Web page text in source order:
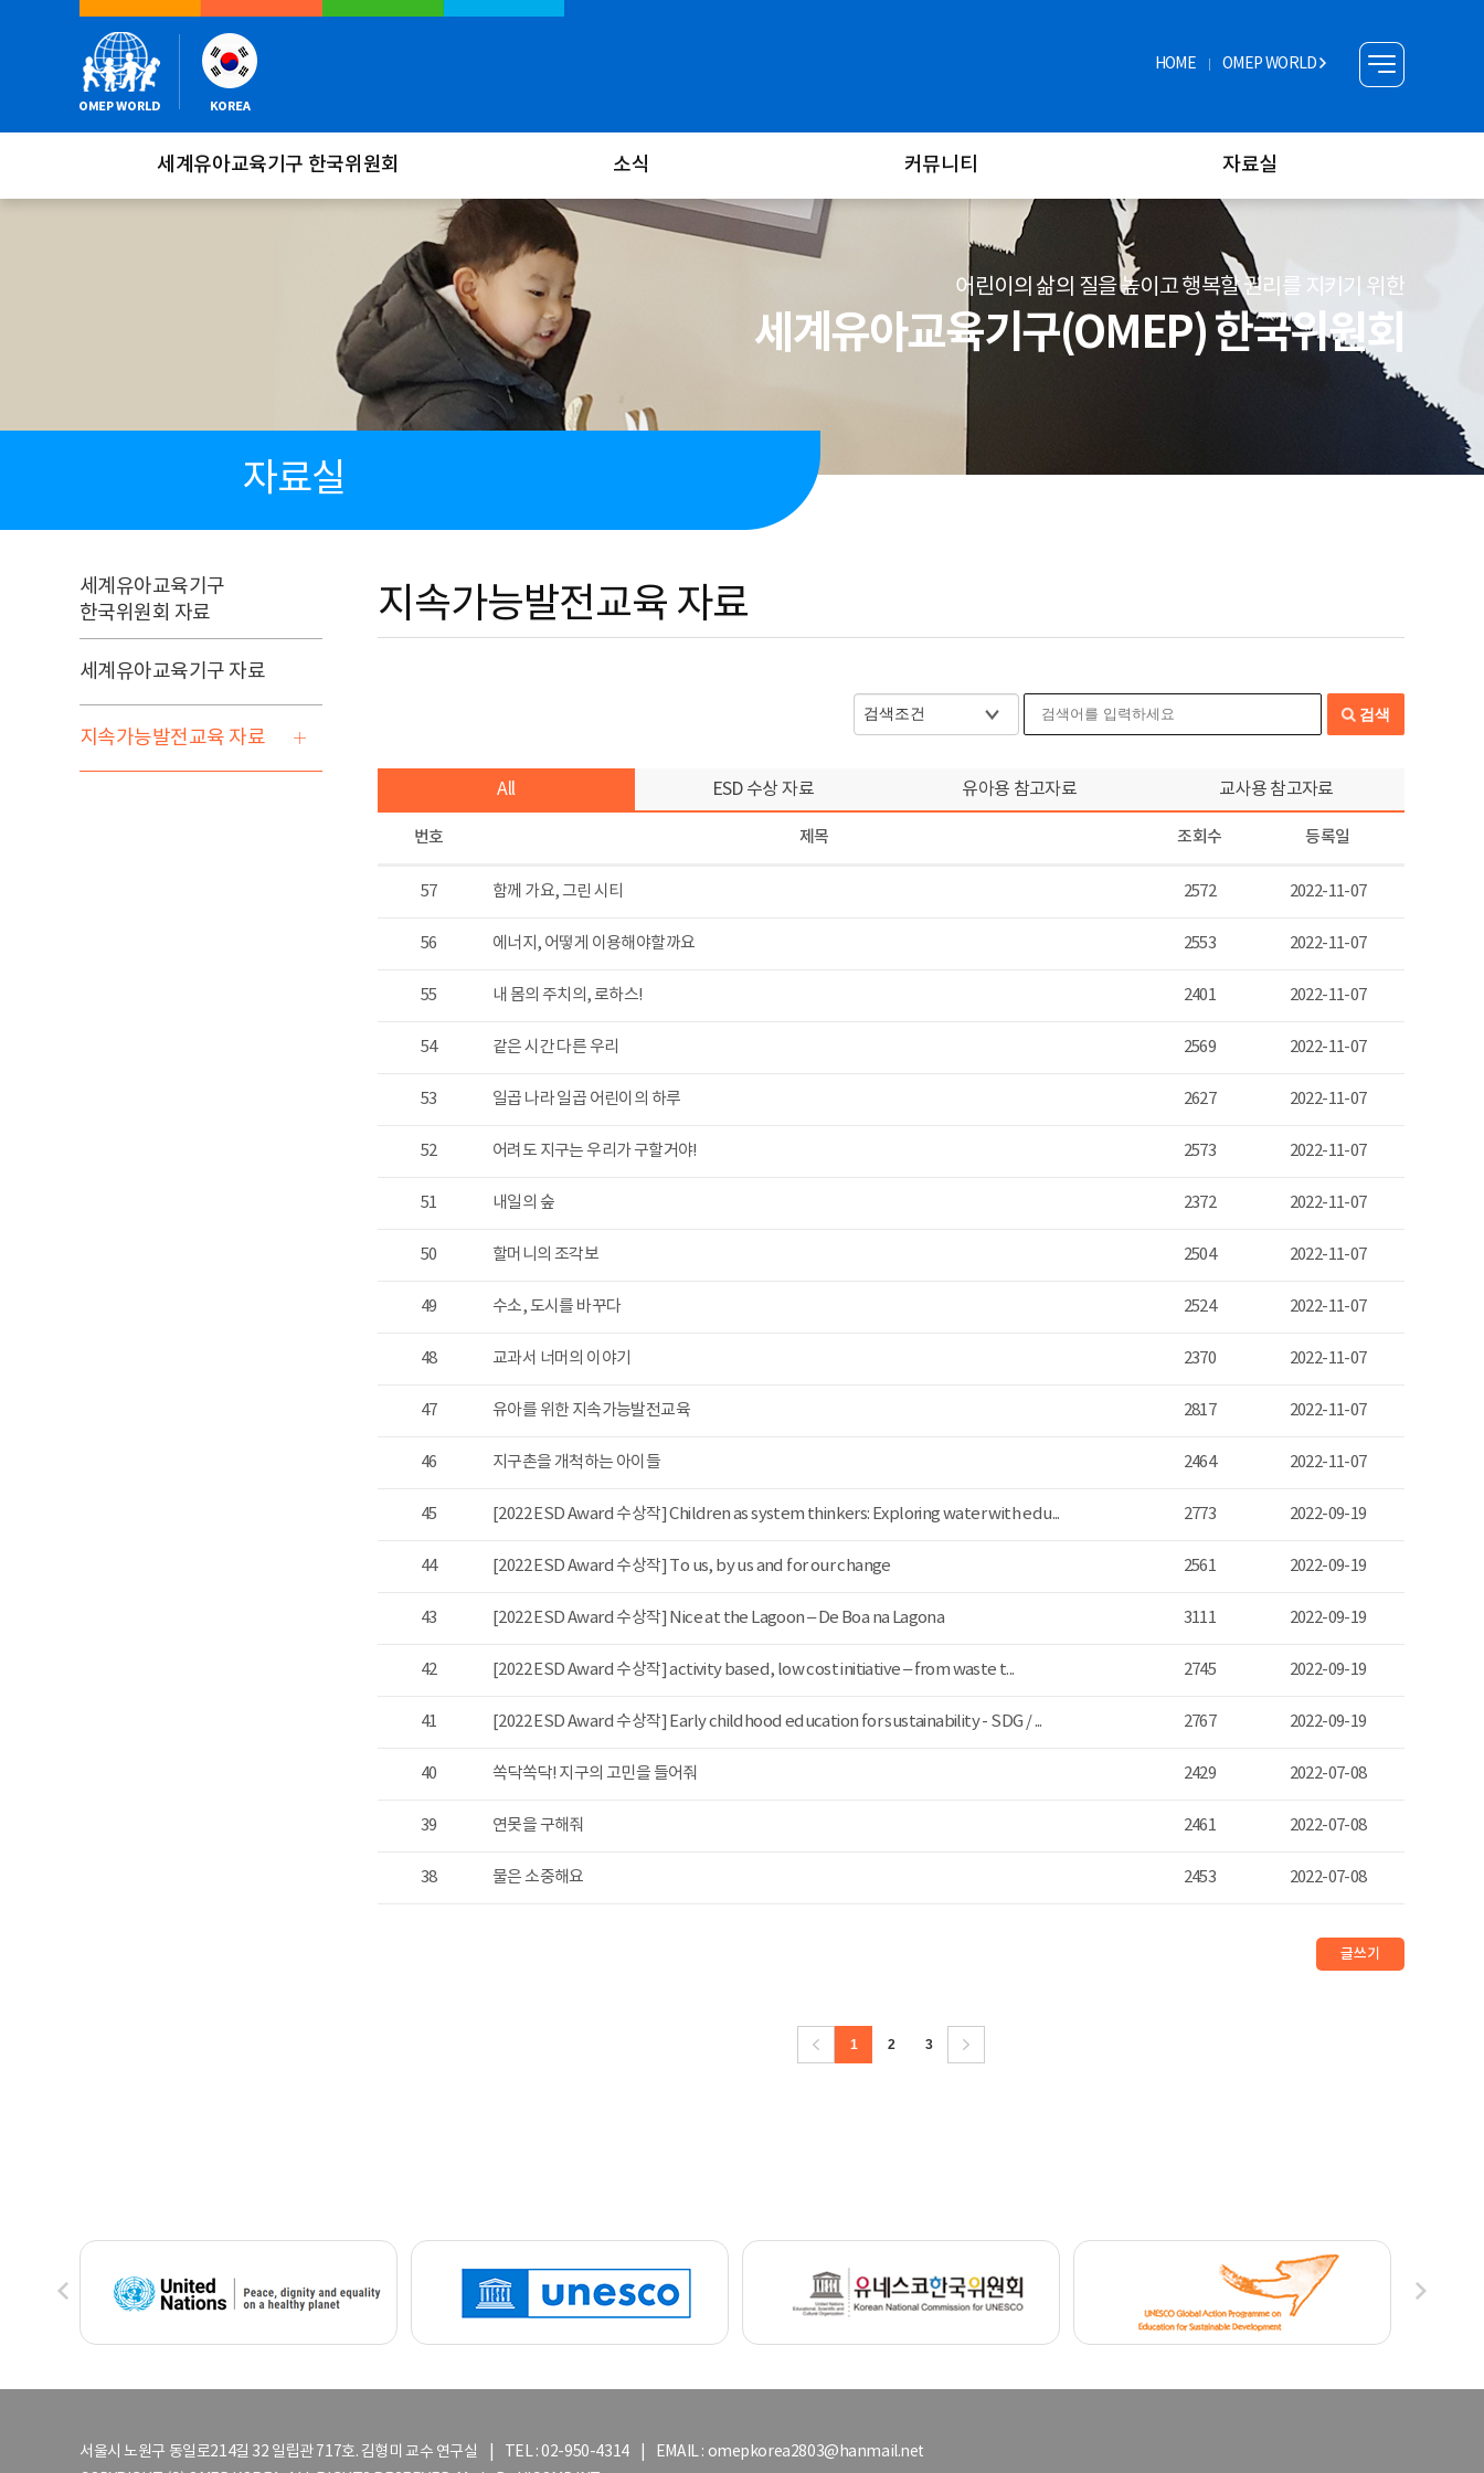
HOME OMEP WORLD
세계유아교육기구 한국위원회 소식 커뮤니티 자료실
어린이의 삶의 질을 높이고 행복할 권리를 지키기 위한
세계유아교육기구(OMEP) 한국위원회
자료실
세계유아교육기구
한국위원회 자료
세계유아교육기구 자료
지속가능발전교육 자료
지속가능발전교육 자료
검색
All ESD 수상 자료 유아용 참고자료 교사용 참고자료
번호 제목 조회수 등록일
57 함께 가요, 그린 시티 2572 2022-11-07
56 에너지, 어떻게 이용해야할까요 2553 2022-11-07
55 내 몸의 주치의, 로하스! 2401 2022-11-07
54 같은 시간 다른 우리 2569 2022-11-07
53 일곱 나라 일곱 어린이의 하루 2627 2022-11-07
52 어려도 지구는 우리가 구할거야! 2573 2022-11-07
51 내일의 숲 2372 2022-11-07
50 할머니의 조각보 2504 2022-11-07
49 수소, 도시를 바꾸다 2524 2022-11-07
48 교과서 너머의 이야기 2370 2022-11-07
47 유아를 위한 지속가능발전교육 2817 2022-11-07
46 지구촌을 개척하는 아이들 2464 2022-11-07
45 [2022 ESD Award 수상작] Children as system thinkers: Exploring water with edu... 2773 2022-09-19
44 [2022 ESD Award 수상작] To us, by us and for our change 2561 2022-09-19
43 [2022 ESD Award 수상작] Nice at the Lagoon – De Boa na Lagona 3111 2022-09-19
42 [2022 ESD Award 수상작] activity based, low cost initiative – from waste t... 2745 2022-09-19
41 [2022 ESD Award 수상작] Early childhood education for sustainability - SDG / ... 2767 2022-09-19
40 쏙닥쏙닥! 지구의 고민을 들어줘 2429 2022-07-08
39 연못을 구해줘 2461 2022-07-08
38 물은 소중해요 2453 2022-07-08
글쓰기
1 2 3
서울시 노원구 동일로214길 32 일립관 717호. 김형미 교수 연구실 | TEL : 02-950-4314 | EMAIL : omepkorea2803@hanmail.net